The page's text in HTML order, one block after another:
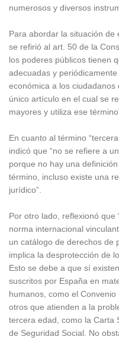
numerosos y diversos
Para abordar la situación de
se refirió al art. 50 de la
los poderes públicos tienen
adecuadas y
económica a los ciudadanos
único artículo en el cual se
mayores y utiliza ese
En cuanto al término
indicó que “no se refiere a
porque no hay una
término, incluso existe una
jurídico”.
Por otro lado, reflexionó que
norma internacional
un catálogo de derechos de
implica la desprotección de
Esto se debe a que sí
suscritos por España en
humanos, como el
otros que atienden a la
tercera edad, como la Carta
de Seguridad Social. No